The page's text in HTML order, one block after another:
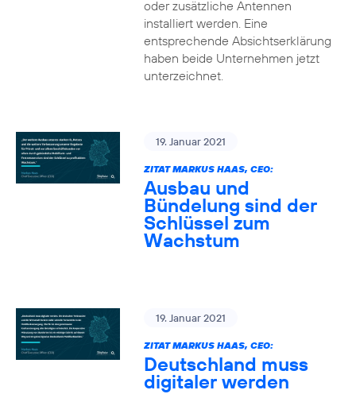
oder zusätzliche Antennen
installiert werden. Eine
entsprechende Absichtserklärung
haben beide Unternehmen jetzt
unterzeichnet.
19. Januar 2021
ZITAT MARKUS HAAS, CEO:
Ausbau und
Bündelung sind der
Schlüssel zum
Wachstum
19. Januar 2021
ZITAT MARKUS HAAS, CEO:
Deutschland muss
digitaler werden